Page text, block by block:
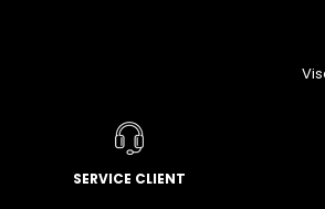
SERVICE CLIENT